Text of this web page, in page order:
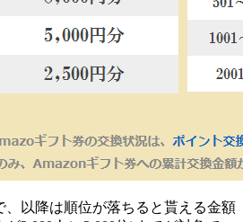
、以降は順位が落ちると貰える金額